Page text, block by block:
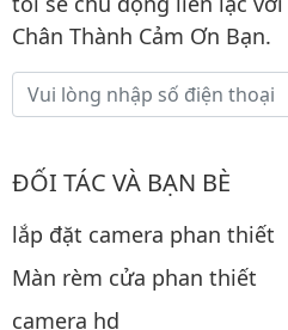
Chân Thành Cảm Ơn Bạn.
ĐỐI TÁC VÀ BẠN BÈ
lắp đặt camera phan thiết
Màn rèm cửa phan thiết
camera hd